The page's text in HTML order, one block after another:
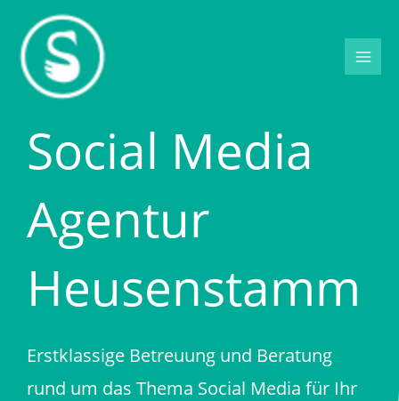
Inhalt
springen
Social Media
Agentur
Heusenstamm
Erstklassige Betreuung und Beratung
rund um das Thema Social Media für Ihr